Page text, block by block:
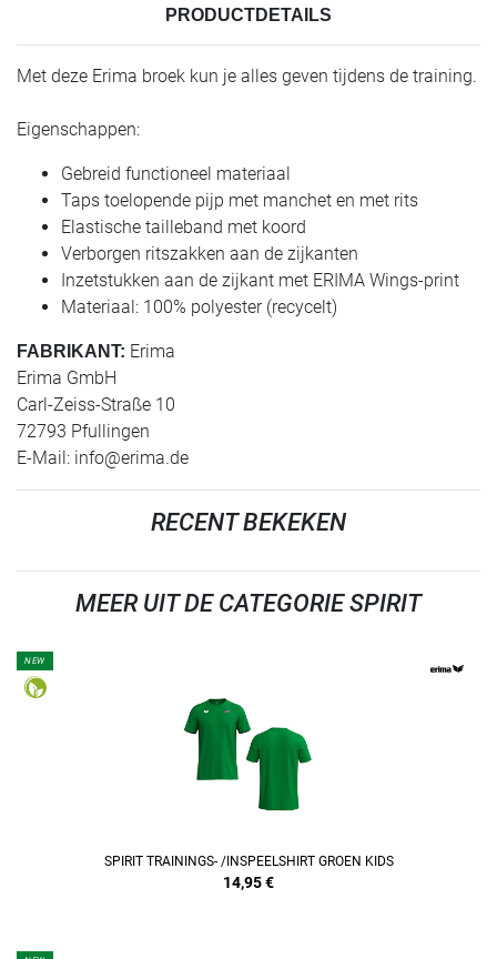
PRODUCTDETAILS
Met deze Erima broek kun je alles geven tijdens de training.
Eigenschappen:
Gebreid functioneel materiaal
Taps toelopende pijp met manchet en met rits
Elastische tailleband met koord
Verborgen ritszakken aan de zijkanten
Inzetstukken aan de zijkant met ERIMA Wings-print
Materiaal: 100% polyester (recycelt)
FABRIKANT: Erima
Erima GmbH
Carl-Zeiss-Straße 10
72793 Pfullingen
E-Mail: info@erima.de
RECENT BEKEKEN
MEER UIT DE CATEGORIE SPIRIT
NEW
SPIRIT TRAININGS- /INSPEELSHIRT GROEN KIDS
14,95€